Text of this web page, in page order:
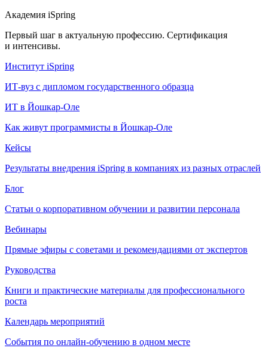
Академия iSpring
Первый шаг в актуальную профессию. Сертификация
и интенсивы.
Институт iSpring
ИТ-вуз с дипломом государственного образца
ИТ в Йошкар-Оле
Как живут программисты в Йошкар‑Оле
Кейсы
Результаты внедрения iSpring в компаниях из разных отраслей
Блог
Статьи о корпоративном обучении и развитии персонала
Вебинары
Прямые эфиры с советами и рекомендациями от экспертов
Руководства
Книги и практические материалы для профессионального
роста
Календарь мероприятий
События по онлайн-обучению в одном месте